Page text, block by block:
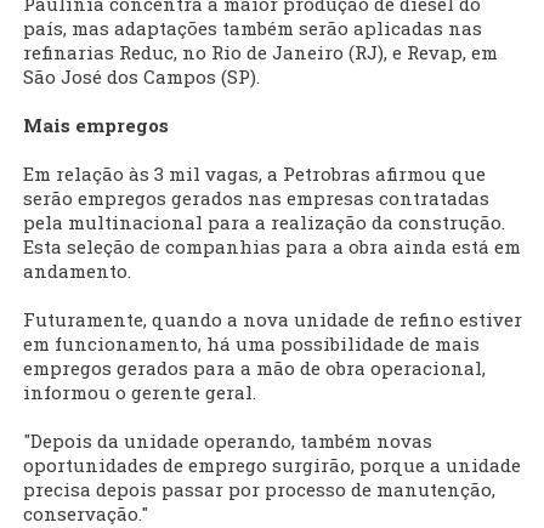
país, mas adaptações também serão aplicadas nas
refinarias Reduc, no Rio de Janeiro (RJ), e Revap, em
São José dos Campos (SP).
Mais empregos
Em relação às 3 mil vagas, a Petrobras afirmou que
serão empregos gerados nas empresas contratadas
pela multinacional para a realização da construção.
Esta seleção de companhias para a obra ainda está em
andamento.
Futuramente, quando a nova unidade de refino estiver
em funcionamento, há uma possibilidade de mais
empregos gerados para a mão de obra operacional,
informou o gerente geral.
"Depois da unidade operando, também novas
oportunidades de emprego surgirão, porque a unidade
precisa depois passar por processo de manutenção,
conservação."